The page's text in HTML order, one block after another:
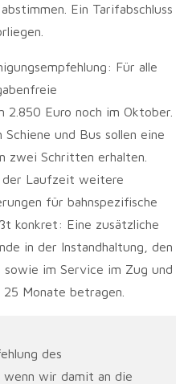
Ein Tarifabschluss
Für alle
2.850 Euro noch im Oktober.
und Bus sollen eine
zwei Schritten erhalten.
der Laufzeit weitere
für bahnspezifische
konkret: Eine zusätzliche
in der Instandhaltung, den
im Service im Zug und
Monate betragen.
des
wenn wir damit an die